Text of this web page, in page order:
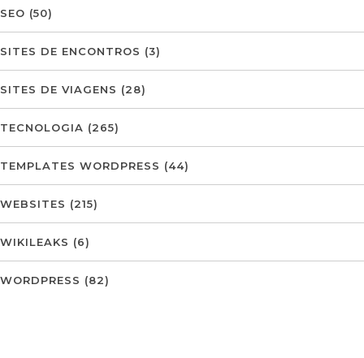
SEO (50)
SITES DE ENCONTROS (3)
SITES DE VIAGENS (28)
TECNOLOGIA (265)
TEMPLATES WORDPRESS (44)
WEBSITES (215)
WIKILEAKS (6)
WORDPRESS (82)